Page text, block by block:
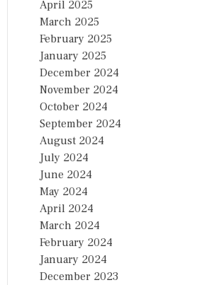
April 2025
March 2025
February 2025
January 2025
December 2024
November 2024
October 2024
September 2024
August 2024
July 2024
June 2024
May 2024
April 2024
March 2024
February 2024
January 2024
December 2023